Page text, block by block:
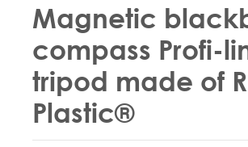
Magnetic
compass Profi-
tripod made of
Plastic®